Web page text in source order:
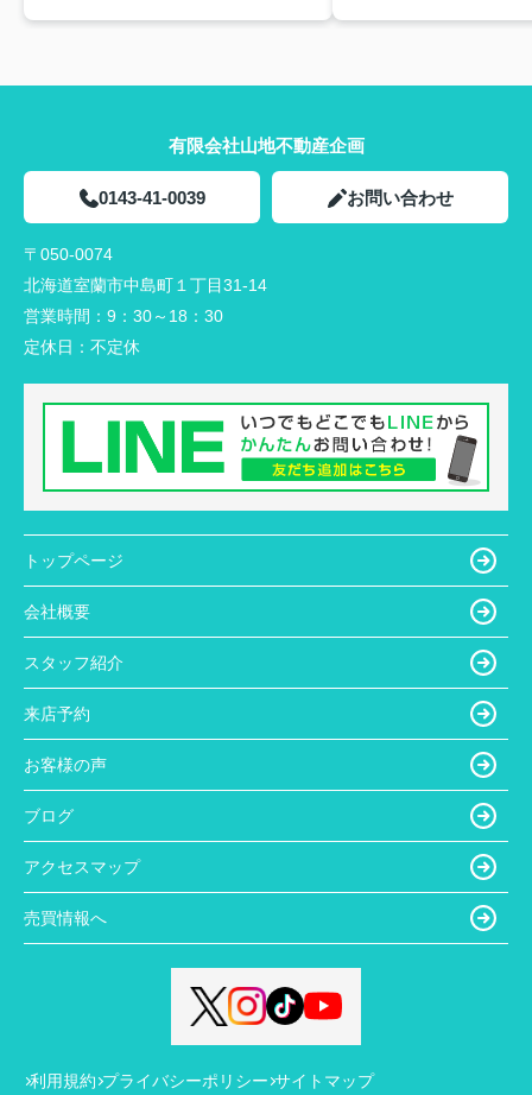
有限会社山地不動産企画
0143-41-0039 お問い合わせ
〒050-0074
北海道室蘭市中島町１丁目31-14
営業時間： 9：30～18：30
定休日： 不定休
トップページ
会社概要
スタッフ紹介
来店予約
お客様の声
ブログ
アクセスマップ
売買情報へ
利用規約 プライバシーポリシー サイトマップ